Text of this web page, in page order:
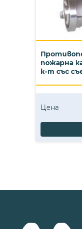
пожарна
к-т със
Цена